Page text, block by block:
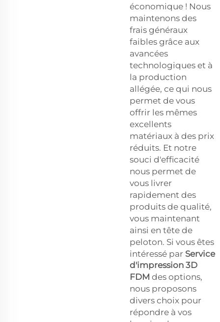
économique ! Nous
maintenons des
frais généraux
faibles grâce aux
avancées
technologiques et à
la production
allégée, ce qui nous
permet de vous
offrir les mêmes
excellents
matériaux à des prix
réduits. Et notre
souci d'efficacité
nous permet de
vous livrer
rapidement des
produits de qualité,
vous maintenant
ainsi en tête de
peloton. Si vous êtes
intéressé par Service
d'impression 3D
FDM des options,
nous proposons
divers choix pour
répondre à vos